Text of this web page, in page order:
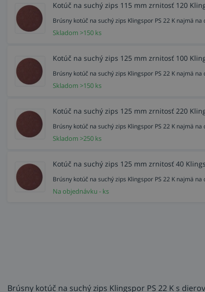
Kotúč na suchý zips 115 mm zrnitosť 120
Brúsny kotúč na suchý zips Klingspor PS 22 K najmä
Skladom >150 ks
Kotúč na suchý zips 125 mm zrnitosť 100
Brúsny kotúč na suchý zips Klingspor PS 22 K najmä
Skladom >150 ks
Kotúč na suchý zips 125 mm zrnitosť 220
Brúsny kotúč na suchý zips Klingspor PS 22 K najmä
Skladom >250 ks
Kotúč na suchý zips 125 mm zrnitosť 40
Brúsny kotúč na suchý zips Klingspor PS 22 K najmä
Na objednávku - ks
Brúsny kotúč na suchý zips Klingspor PS 22 K s